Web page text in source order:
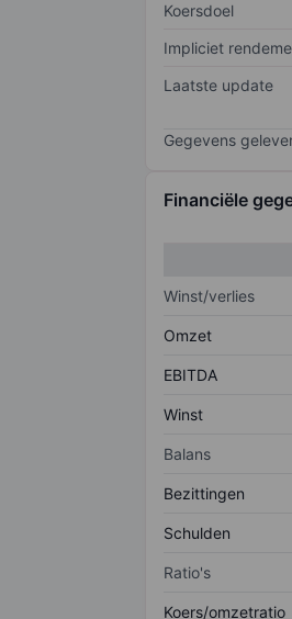
Koersdoel
Impliciet
Laatste update
Gegevens
Financiële
Winst/verlies
Omzet
EBITDA
Winst
Balans
Bezittingen
Schulden
Ratio's
Koers/omzetratio